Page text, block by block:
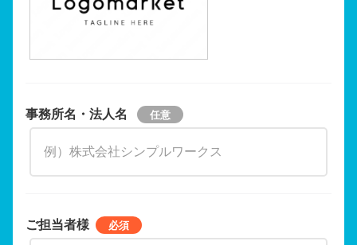
事務所名・法人名
ご担当者様